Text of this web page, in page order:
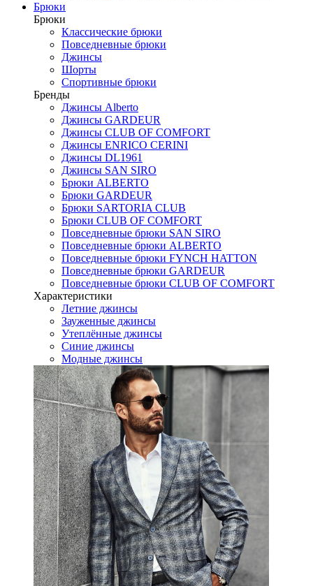
Брюки
Брюки
Классические брюки
Повседневные брюки
Джинсы
Шорты
Спортивные брюки
Бренды
Джинсы Alberto
Джинсы GARDEUR
Джинсы CLUB OF COMFORT
Джинсы ENRICO CERINI
Джинсы DL1961
Джинсы SAN SIRO
Брюки ALBERTO
Брюки GARDEUR
Брюки SARTORIA CLUB
Брюки CLUB OF COMFORT
Повседневные брюки SAN SIRO
Повседневные брюки ALBERTO
Повседневные брюки FYNCH HATTON
Повседневные брюки GARDEUR
Повседневные брюки CLUB OF COMFORT
Характеристики
Летние джинсы
Зауженные джинсы
Утеплённые джинсы
Синие джинсы
Модные джинсы